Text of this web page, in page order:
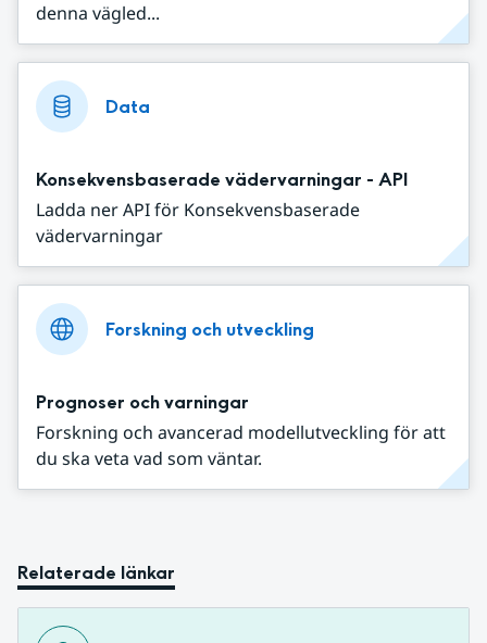
denna vägled...
Data
Konsekvensbaserade vädervarningar - API
Ladda ner API för Konsekvensbaserade
vädervarningar
Forskning och utveckling
Prognoser och varningar
Forskning och avancerad modellutveckling för att
du ska veta vad som väntar.
Relaterade länkar